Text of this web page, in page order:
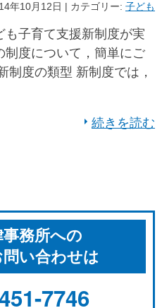
年10月12日 | カテゴリー: 子ども
も子育て支援新制度が実
制度について，簡単にご
制度の類型 新制度では，
続きを読む
務所への
い合わせは
7746